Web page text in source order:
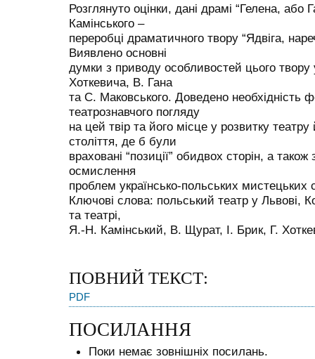
Розглянуто оцінки, дані драмі “Гелена, або
Камінського –
переробці драматичного твору “Ядвіга,
Виявлено основні
думки з приводу особливостей цього
Хоткевича, В. Гана
та С. Маковського. Доведено необхідність
театрознавчого погляду
на цей твір та його місце у розвитку
століття, де б були
враховані “позиції” обидвох сторін, а
осмислення
проблем українсько-польських мистецьких
Ключові слова: польський театр у Львові,
та театрі,
Я.-Н. Камінський, В. Щурат, І. Брик, Г.
ПОВНИЙ ТЕКСТ:
PDF
ПОСИЛАННЯ
Поки немає зовнішніх посилань.